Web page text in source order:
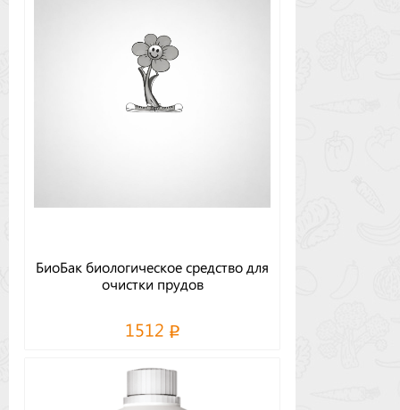
БиоБак биологическое средство для
очистки прудов
1512